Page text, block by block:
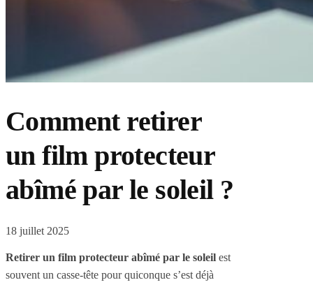
Comment retirer
un film protecteur
abîmé par le soleil ?
18 juillet 2025
Retirer un film protecteur abîmé par le soleil est
souvent un casse-tête pour quiconque s’est déjà